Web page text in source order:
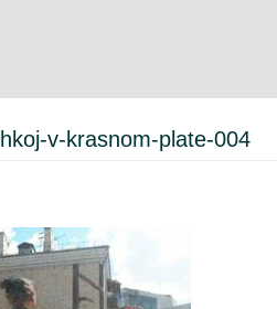
v-krasnom-plate-004